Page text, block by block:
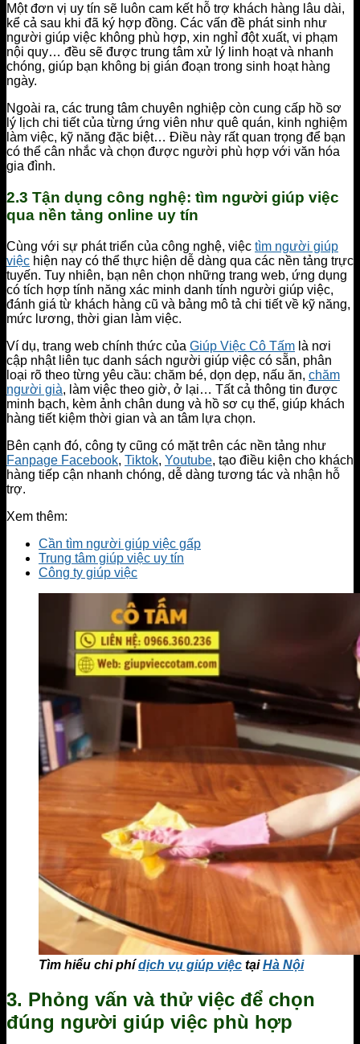
Một đơn vị uy tín sẽ luôn cam kết hỗ trợ khách hàng lâu dài,
kể cả sau khi đã ký hợp đồng. Các vấn đề phát sinh như
người giúp việc không phù hợp, xin nghỉ đột xuất, vi phạm
nội quy… đều sẽ được trung tâm xử lý linh hoạt và nhanh
chóng, giúp bạn không bị gián đoạn trong sinh hoạt hàng
ngày.
Ngoài ra, các trung tâm chuyên nghiệp còn cung cấp hồ sơ
lý lịch chi tiết của từng ứng viên như quê quán, kinh nghiệm
làm việc, kỹ năng đặc biệt… Điều này rất quan trọng để bạn
có thể cân nhắc và chọn được người phù hợp với văn hóa
gia đình.
2.3 Tận dụng công nghệ: tìm người giúp việc
qua nền tảng online uy tín
Cùng với sự phát triển của công nghệ, việc tìm người giúp
việc hiện nay có thể thực hiện dễ dàng qua các nền tảng trực
tuyến. Tuy nhiên, bạn nên chọn những trang web, ứng dụng
có tích hợp tính năng xác minh danh tính người giúp việc,
đánh giá từ khách hàng cũ và bảng mô tả chi tiết về kỹ năng,
mức lương, thời gian làm việc.
Ví dụ, trang web chính thức của Giúp Việc Cô Tấm là nơi
cập nhật liên tục danh sách người giúp việc có sẵn, phân
loại rõ theo từng yêu cầu: chăm bé, dọn dẹp, nấu ăn, chăm
người già, làm việc theo giờ, ở lại… Tất cả thông tin được
minh bạch, kèm ảnh chân dung và hồ sơ cụ thể, giúp khách
hàng tiết kiệm thời gian và an tâm lựa chọn.
Bên cạnh đó, công ty cũng có mặt trên các nền tảng như
Fanpage Facebook, Tiktok, Youtube, tạo điều kiện cho khách
hàng tiếp cận nhanh chóng, dễ dàng tương tác và nhận hỗ
trợ.
Xem thêm:
Cần tìm người giúp việc gấp
Trung tâm giúp việc uy tín
Công ty giúp việc
Tìm hiểu chi phídịch vụ giúp việc tạiHà Nội
3. Phỏng vấn và thử việc để chọn
đúng người giúp việc phù hợp